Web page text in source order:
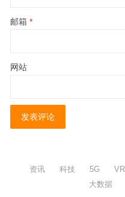
邮箱 *
网站
资讯 科技 5G VR
大数据